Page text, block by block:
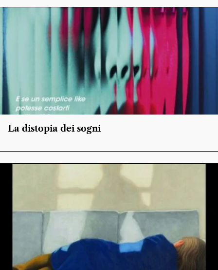
La distopia dei sogni